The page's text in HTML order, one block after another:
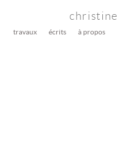
christine
travaux écrits à propos